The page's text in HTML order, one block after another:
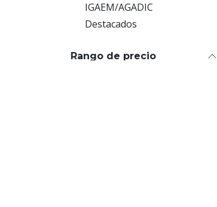
IGAEM/AGADIC
Destacados
Rango de precio